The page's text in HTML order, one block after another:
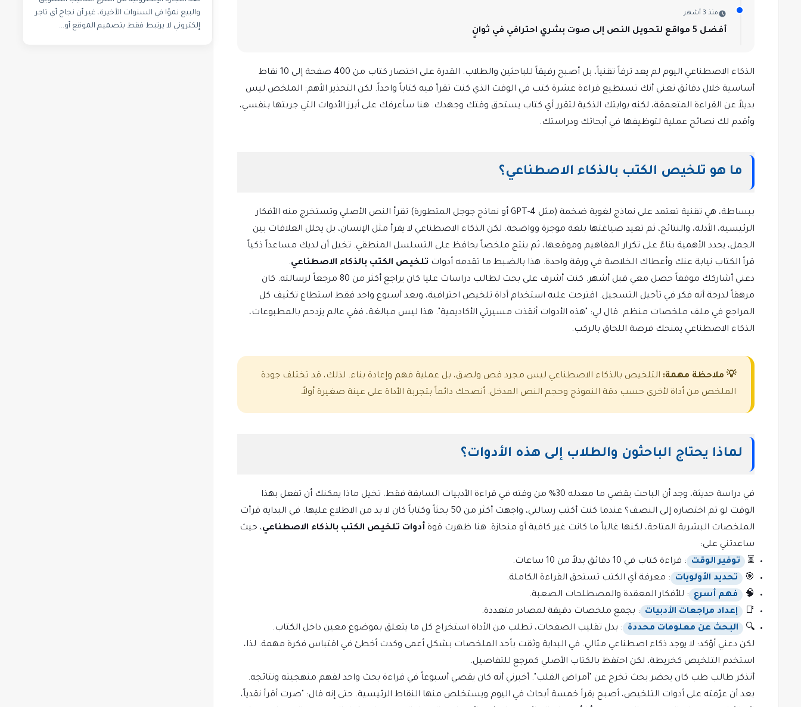
منذ 3 أشهر
أفضل 5 مواقع لتحويل النص إلى صوت بشري احترافي في ثوانٍ
الذكاء الاصطناعي اليوم لم يعد ترفاً تقنياً، بل أصبح رفيقاً للباحثين والطلاب. القدرة على اختصار كتاب من 400 صفحة إلى 10 نقاط
أساسية خلال دقائق تعني أنك تستطيع قراءة عشرة كتب في الوقت الذي كنت تقرأ فيه كتاباً واحداً. لكن التحذير الأهم: الملخص ليس
بديلاً عن القراءة المتعمقة، لكنه بوابتك الذكية لتقرر أي كتاب يستحق وقتك وجهدك. هنا سأعرفك على أبرز الأدوات التي جربتها بنفسي،
وأقدم لك نصائح عملية لتوظيفها في أبحاثك ودراستك.
ما هو تلخيص الكتب بالذكاء الاصطناعي؟
ببساطة، هي تقنية تعتمد على نماذج لغوية ضخمة (مثل GPT-4 أو نماذج جوجل المتطورة) تقرأ النص الأصلي وتستخرج منه الأفكار
الرئيسية، الأدلة، والنتائج، ثم تعيد صياغتها بلغة موجزة وواضحة. لكن الذكاء الاصطناعي لا يقرأ مثل الإنسان، بل يحلل العلاقات بين
الجمل، يحدد الأهمية بناءً على تكرار المفاهيم وموقعها، ثم ينتج ملخصاً يحافظ على التسلسل المنطقي. تخيل أن لديك مساعداً ذكياً
قرأ الكتاب نيابة عنك وأعطاك الخلاصة في ورقة واحدة. هذا بالضبط ما تقدمه أدوات تلخيص الكتب بالذكاء الاصطناعي.
دعني أشاركك موقفاً حصل معي قبل أشهر. كنت أشرف على بحث لطالب دراسات عليا كان يراجع أكثر من 80 مرجعاً لرسالته. كان
مرهقاً لدرجة أنه فكر في تأجيل التسجيل. اقترحت عليه استخدام أداة تلخيص احترافية، وبعد أسبوع واحد فقط استطاع تكثيف كل
المراجع في ملف ملخصات منظم. قال لي: "هذه الأدوات أنقذت مسيرتي الأكاديمية". هذا ليس مبالغة، ففي عالم يزدحم بالمطبوعات،
الذكاء الاصطناعي يمنحك فرصة اللحاق بالركب.
💡 ملاحظة مهمة: التلخيص بالذكاء الاصطناعي ليس مجرد قص ولصق، بل عملية فهم وإعادة بناء. لذلك، قد تختلف جودة
الملخص من أداة لأخرى حسب دقة النموذج وحجم النص المدخل. أنصحك دائماً بتجربة الأداة على عينة صغيرة أولاً.
لماذا يحتاج الباحثون والطلاب إلى هذه الأدوات؟
في دراسة حديثة، وجد أن الباحث يقضي ما معدله 30% من وقته في قراءة الأدبيات السابقة فقط. تخيل ماذا يمكنك أن تفعل بهذا
الوقت لو تم اختصاره إلى النصف؟ عندما كنت أكتب رسالتي، واجهت أكثر من 50 بحثاً وكتاباً كان لا بد من الاطلاع عليها. في البداية قرأت
الملخصات البشرية المتاحة، لكنها غالباً ما كانت غير كافية أو منحازة. هنا ظهرت قوة أدوات تلخيص الكتب بالذكاء الاصطناعي، حيث
ساعدتني على:
⏳
توفير الوقت
: قراءة كتاب في 10 دقائق بدلاً من 10 ساعات.
🎯
تحديد الأولويات
: معرفة أي الكتب تستحق القراءة الكاملة.
🧠
فهم أسرع
: للأفكار المعقدة والمصطلحات الصعبة.
📑
إعداد مراجعات الأدبيات
: بجمع ملخصات دقيقة لمصادر متعددة.
🔍
البحث عن معلومات محددة
: بدل تقليب الصفحات، تطلب من الأداة استخراج كل ما يتعلق بموضوع معين داخل الكتاب.
لكن دعني أؤكد: لا يوجد ذكاء اصطناعي مثالي. في البداية وثقت بأحد الملخصات بشكل أعمى وكدت أخطئ في اقتباس فكرة مهمة. لذا،
استخدم التلخيص كخريطة، لكن احتفظ بالكتاب الأصلي كمرجع للتفاصيل.
أتذكر طالب طب كان يحضر بحث تخرج عن "أمراض القلب". أخبرني أنه كان يقضي أسبوعاً في قراءة بحث واحد لفهم منهجيته ونتائجه.
بعد أن عرّفته على أدوات التلخيص، أصبح يقرأ خمسة أبحاث في اليوم ويستخلص منها النقاط الرئيسية. حتى إنه قال: "صرت أقرأ نقدياً،
والبيع نموًا في السنوات الأخيرة، غير أن نجاح أي تاجر
إلكتروني لا يرتبط فقط بتصميم الموقع أو...